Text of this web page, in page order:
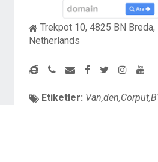
Trekpot 10, 4825 BN
Netherlands
Etiketler: